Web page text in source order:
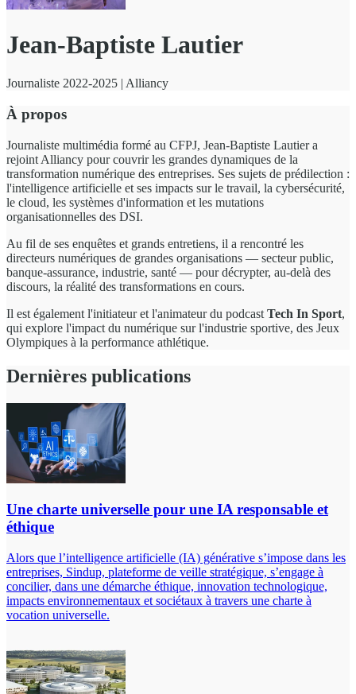
Jean-Baptiste Lautier
Journaliste 2022-2025 | Alliancy
À propos
Journaliste multimédia formé au CFPJ, Jean-Baptiste Lautier a
rejoint Alliancy pour couvrir les grandes dynamiques de la
transformation numérique des entreprises. Ses sujets de prédilection :
l'intelligence artificielle et ses impacts sur le travail, la cybersécurité,
le cloud, les systèmes d'information et les mutations
organisationnelles des DSI.
Au fil de ses enquêtes et grands entretiens, il a rencontré les
directeurs numériques de grandes organisations — secteur public,
banque-assurance, industrie, santé — pour décrypter, au-delà des
discours, la réalité des transformations en cours.
Il est également l'initiateur et l'animateur du podcast Tech In Sport,
qui explore l'impact du numérique sur l'industrie sportive, des Jeux
Olympiques à la performance athlétique.
Dernières publications
Une charte universelle pour une IA responsable et
éthique
Alors que l’intelligence artificielle (IA) générative s’impose dans les
entreprises, Sindup, plateforme de veille stratégique, s’engage à
concilier, dans une démarche éthique, innovation technologique,
impacts environnementaux et sociétaux à travers une charte à
vocation universelle.